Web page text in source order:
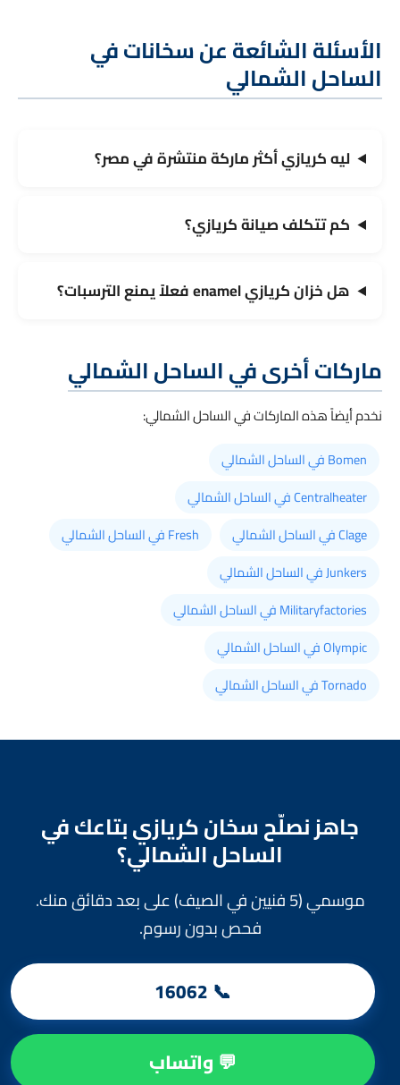
الأسئلة الشائعة عن سخانات في
الساحل الشمالي
ليه كريازي أكثر ماركة منتشرة في مصر؟
كم تتكلف صيانة كريازي؟
هل خزان كريازي enamel فعلاً يمنع الترسبات؟
ماركات أخرى في الساحل الشمالي
نخدم أيضاً هذه الماركات في الساحل الشمالي:
Bomen في الساحل الشمالي
Centralheater في الساحل الشمالي
Clage في الساحل الشمالي
Fresh في الساحل الشمالي
Junkers في الساحل الشمالي
Militaryfactories في الساحل الشمالي
Olympic في الساحل الشمالي
Tornado في الساحل الشمالي
جاهز نصلّح سخان كريازي بتاعك في
الساحل الشمالي؟
موسمي (5 فنيين في الصيف) على بعد دقائق منك.
فحص بدون رسوم.
📞 16062
💬 واتساب